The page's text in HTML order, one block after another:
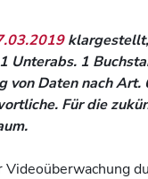
Unterabs. 1
Daten nach
Für die